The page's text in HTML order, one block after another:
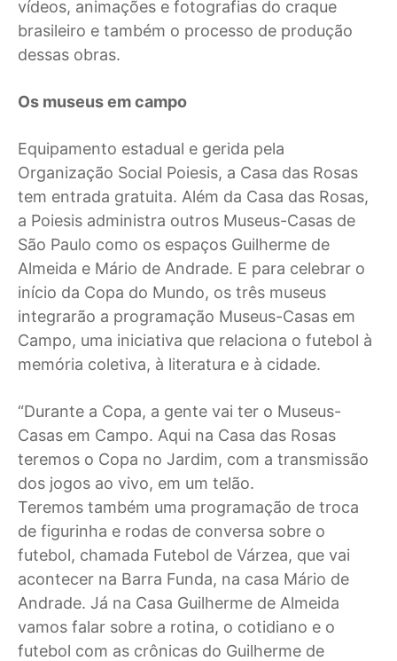
vídeos, animações e fotografias do craque
brasileiro e também o processo de produção
dessas obras.
Os museus em campo
Equipamento estadual e gerida pela
Organização Social Poiesis, a Casa das Rosas
tem entrada gratuita. Além da Casa das Rosas,
a Poiesis administra outros Museus-Casas de
São Paulo como os espaços Guilherme de
Almeida e Mário de Andrade. E para celebrar o
início da Copa do Mundo, os três museus
integrarão a programação Museus-Casas em
Campo, uma iniciativa que relaciona o futebol à
memória coletiva, à literatura e à cidade.
“Durante a Copa, a gente vai ter o Museus-
Casas em Campo. Aqui na Casa das Rosas
teremos o Copa no Jardim, com a transmissão
dos jogos ao vivo, em um telão.
Teremos também uma programação de troca
de figurinha e rodas de conversa sobre o
futebol, chamada Futebol de Várzea, que vai
acontecer na Barra Funda, na casa Mário de
Andrade. Já na Casa Guilherme de Almeida
vamos falar sobre a rotina, o cotidiano e o
futebol com as crônicas do Guilherme de